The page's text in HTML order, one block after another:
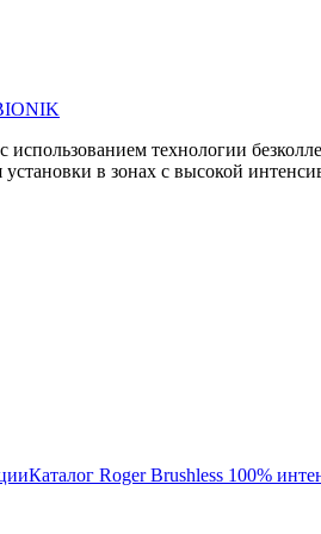
технологии
в зонах с высокой
Каталог Roger Brushless 100%